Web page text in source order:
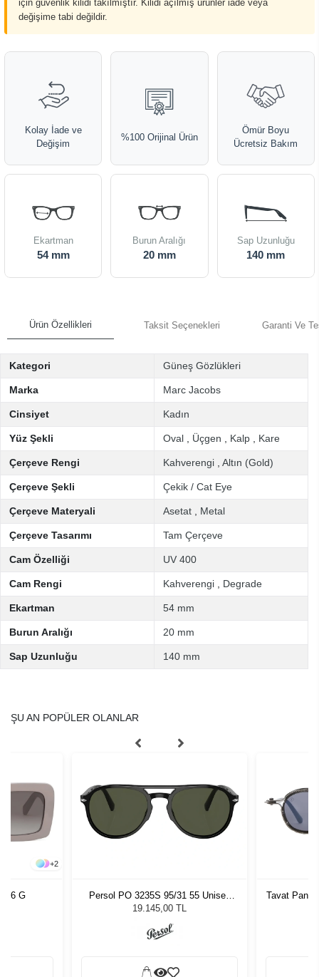
için güvenlik kilidi takılmıştır. Kilidi açılmış ürünler iade veya
değişime tabi değildir.
Kolay İade ve
Değişim
%100 Orijinal Ürün
Ömür Boyu
Ücretsiz Bakım
Ekartman
54 mm
Burun Aralığı
20 mm
Sap Uzunluğu
140 mm
Ürün Özellikleri Taksit Seçenekleri Garanti Ve
Kategori Güneş Gözlükleri
Marka Marc Jacobs
Cinsiyet Kadın
Yüz Şekli Oval Üçgen Kalp Kare
Çerçeve Rengi Kahverengi Altın (Gold)
Çerçeve Şekli Çekik / Cat Eye
Çerçeve Materyali Asetat Metal
Çerçeve Tasarımı Tam Çerçeve
Cam Özelliği UV 400
Cam Rengi Kahverengi Degrade
Ekartman 54 mm
Burun Aralığı 20 mm
Sap Uzunluğu 140 mm
ŞU AN POPÜLER OLANLAR
+2
56 G
Persol PO 3235S 95/31 55 Unisex
Güneş Gözlüğü
19.145,00 TL
Tavat